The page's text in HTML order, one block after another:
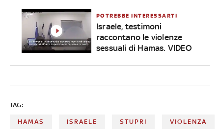
POTREBBE INTERESSARTI
Israele, testimoni
raccontano le violenze
sessuali di Hamas. VIDEO
TAG:
HAMAS ISRAELE STUPRI VIOLENZA